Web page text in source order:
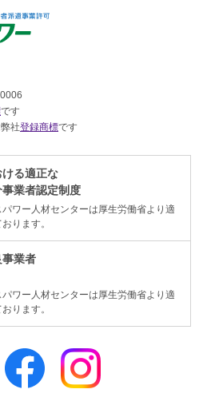
です
社登録商標です
る適正な
業者認定制度
ワー人材センターは厚生労働省より適
ります。
業者
ワー人材センターは厚生労働省より適
ります。